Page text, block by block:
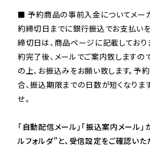
■ 予約商品の事前入金についてメー
約締切日までに銀行振込でお支払い
締切日は、商品ページに記載してお
約完了後、メールでご案内致しますの
の上、お振込みをお願い致します。
合、振込期限までの日数が短くなりま
せ。
「自動配信メール」「振込案内メール
ルフォルダ”と、受信設定をご確認い